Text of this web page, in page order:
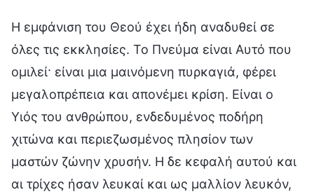
Η εμφάνιση του Θεού έχει ήδη αναδυθεί σε
όλες τις εκκλησίες. Το Πνεύμα είναι Αυτό που
ομιλεί· είναι μια μαινόμενη πυρκαγιά, φέρει
μεγαλοπρέπεια και απονέμει κρίση. Είναι ο
Υιός του ανθρώπου, ενδεδυμένος ποδήρη
χιτώνα και περιεζωσμένος πλησίον των
μαστών ζώνην χρυσήν. Η δε κεφαλή αυτού και
αι τρίχες ήσαν λευκαί και ως μαλλίον λευκόν,